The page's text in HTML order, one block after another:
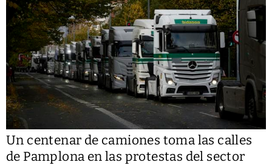
Un centenar de camiones toma las calles
de Pamplona en las protestas del sector